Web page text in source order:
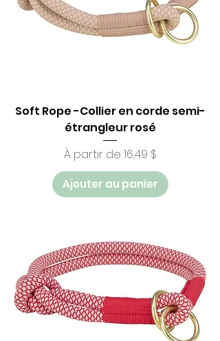
Soft Rope -Collier en corde semi-
étrangleur rosé
À partir de 16,49 $
Prix promotionnel
Ajouter au panier